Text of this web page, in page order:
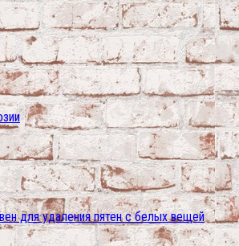
для удаления пятен с белых вещей